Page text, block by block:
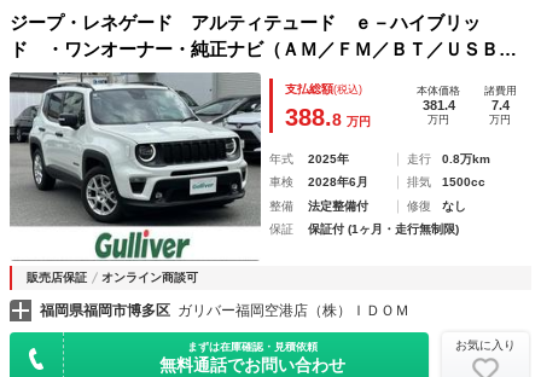
ジープ・レネゲード アルティテュード ｅ－ハイブリッ
ド ・ワンオーナー・純正ナビ（ＡＭ／ＦＭ／ＢＴ／ＵＳＢ／
Ａｐｐｌｅ Ｃａｒｐｌａｙ）・ブラインドスポットモニタ
ー・アダプティブ・クルーズ・コントロール・バックカメラ・
ステアリングヒーター・前後ドラレコ
支払総額(税込)
388.8 万円
本体価格
381.4
万円
諸費用
7.4
万円
年式 2025年 走行
0.8万km
車検
2028年6月 排気
1500cc
整備
法定整備付 修復
なし
保証
保証付 (1ヶ月・走行無制限)
販売店保証 オンライン商談可
福岡県福岡市博多区 ガリバー福岡空港店（株）ＩＤＯＭ
まずは在庫確認・見積依頼
無料通話でお問い合わせ
お気に入り